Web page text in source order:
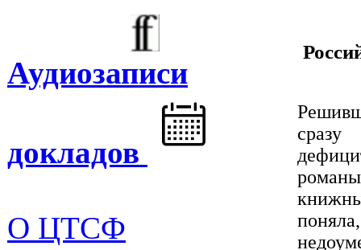
Аудиозаписи
докладов
О ЦТСФ